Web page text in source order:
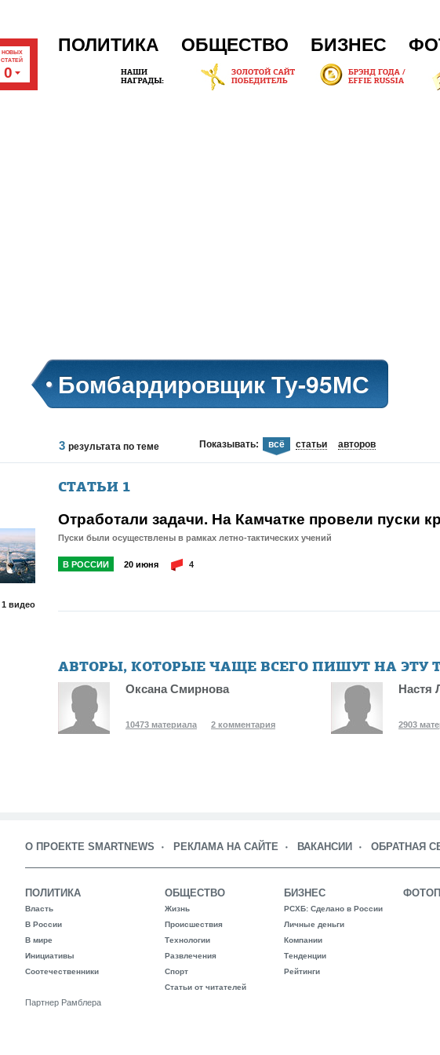
НОВЫХ
СТАТЕЙ
0
ПОЛИТИКА ОБЩЕСТВО БИЗНЕС
Бомбардировщик Ту-95МС
3 результата по теме Показывать: всё статьи авторов
СТАТЬИ 1
1 видео
Отработали задачи. На Камчатке провели пуски
Пуски были осуществлены в рамках летно-тактических учений
В РОССИИ 20 июня 4
АВТОРЫ, КОТОРЫЕ ЧАЩЕ ВСЕГО ПИШУТ НА ЭТУ
Оксана Смирнова
10473 материала 2 комментария
Настя
2903
О ПРОЕКТЕ SMARTNEWS РЕКЛАМА НА САЙТЕ ВАКАНСИИ ОБРАТНАЯ
ПОЛИТИКА
Власть
В России
В мире
Инициативы
Соотечественники
Партнер Рамблера
ОБЩЕСТВО
Жизнь
Происшествия
Технологии
Развлечения
Спорт
Статьи от читателей
БИЗНЕС
РСХБ: Сделано в России
Личные деньги
Компании
Тенденции
Рейтинги